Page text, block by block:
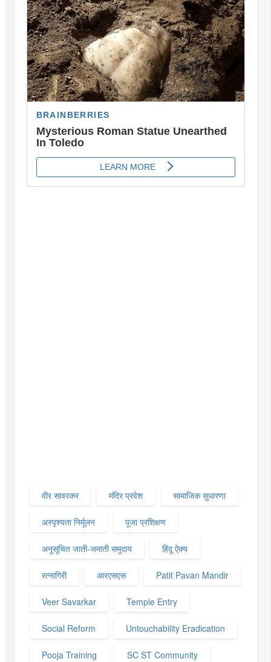
वीर सावरकर मंदिर प्रवेश सामाजिक सुधारणा
अस्पृश्यता निर्मूलन पूजा प्रशिक्षण
अनुसूचित जाती-जमाती समुदाय हिंदू ऐक्य
रत्नागिरी आरएसएस Patit Pavan Mandir
Veer Savarkar Temple Entry
Social Reform Untouchability Eradication
Pooja Training SC ST Community